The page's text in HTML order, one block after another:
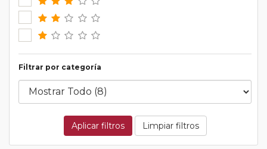
Filtrar por categoría
Aplicar filtros Limpiar filtros